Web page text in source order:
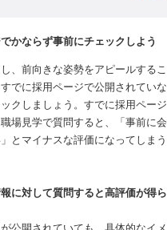
かならず事前にチェックしよう
、前向きな姿勢をアピールする
でに採用ページで公開されてい
クしましょう。すでに採用ペー
場見学で質問すると、「事前に
とマイナスな評価になってしま
に対して質問すると高評価が得